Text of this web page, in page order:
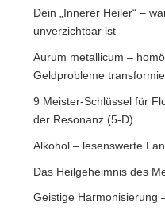
Dein „Innerer Heiler“ –
unverzichtbar ist
Aurum metallicum –
Geldprobleme
9 Meister-Schlüssel für
der Resonanz (5-D)
Alkohol – lesenswerte
Das Heilgeheimnis des
Geistige Harmonisierung